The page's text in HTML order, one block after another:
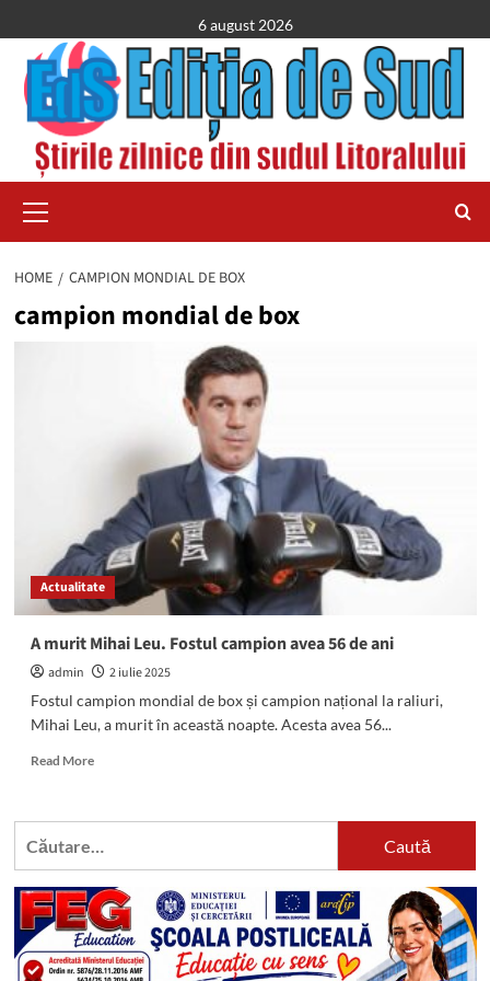
to
content
6 august 2026
Menu
HOME CAMPION MONDIAL DE BOX
campion mondial de box
Actualitate
A murit Mihai Leu. Fostul campion avea 56 de ani
admin
2 iulie 2025
Fostul campion mondial de box și campion național la raliuri,
Mihai Leu, a murit în această noapte. Acesta avea 56...
Read MoreRead
A
Fostul
campion
avea
56
Caută